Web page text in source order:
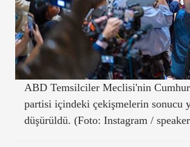
ABD Temsilciler Meclisi'nin
partisi içindeki çekişmelerin sonucu
düşürüldü. (Foto: Instagram /